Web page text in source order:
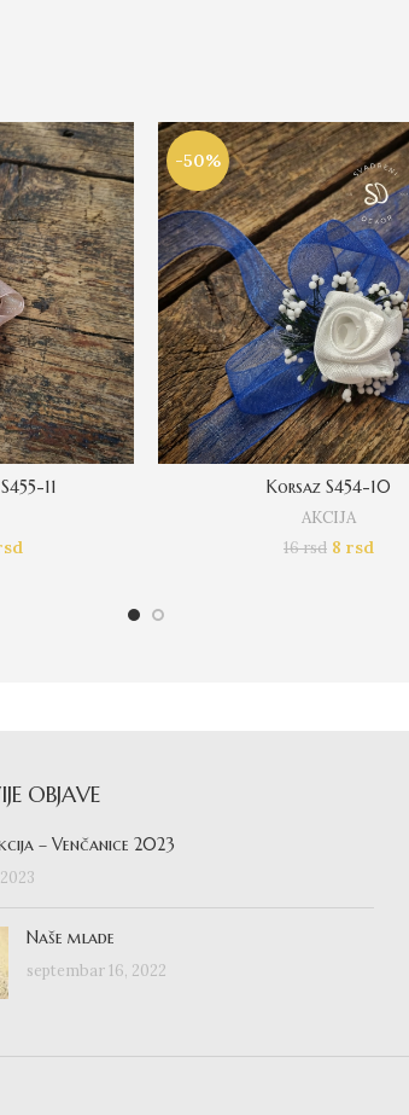
11
-50%
Korsaz S454-10
AKCIJA
16rsd 8 rsd
OBJAVE
– Venčanice 2023
Naše mlade
septembar 16, 2022